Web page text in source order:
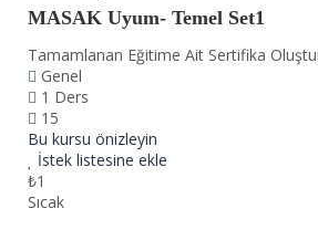
MASAK Uyum- Temel Set1
Tamamlanan Eğitime Ait Sertifika
Genel
1 Ders
15
Bu kursu önizleyin
İstek listesine ekle
₺1
Sıcak